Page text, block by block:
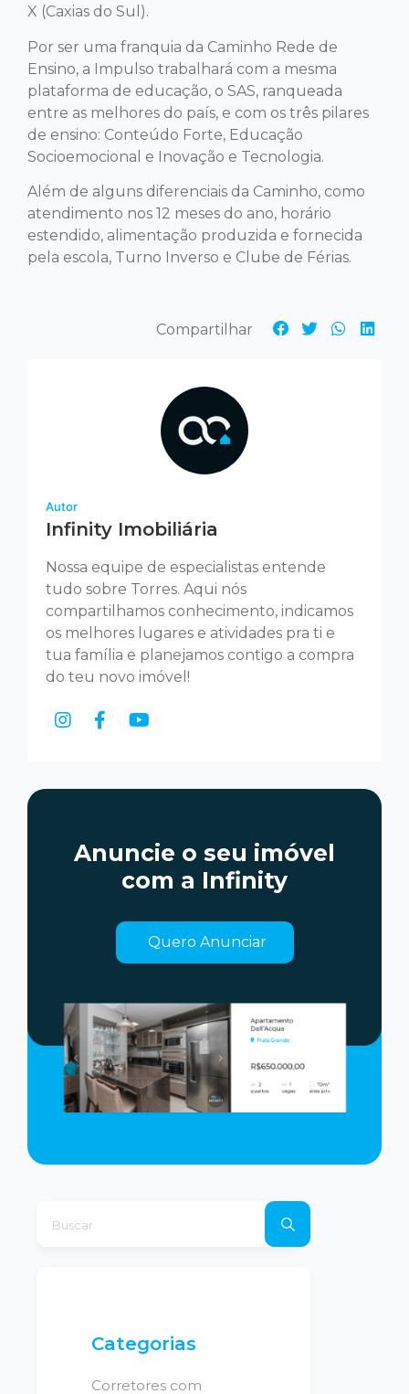
X (Caxias do Sul).
Por ser uma franquia da Caminho Rede de
Ensino, a Impulso trabalhará com a mesma
plataforma de educação, o SAS, ranqueada
entre as melhores do país, e com os três pilares
de ensino: Conteúdo Forte, Educação
Socioemocional e Inovação e Tecnologia.
Além de alguns diferenciais da Caminho, como
atendimento nos 12 meses do ano, horário
estendido, alimentação produzida e fornecida
pela escola, Turno Inverso e Clube de Férias.
Autor
Infinity Imobiliária
Nossa equipe de especialistas entende
tudo sobre Torres. Aqui nós
compartilhamos conhecimento, indicamos
os melhores lugares e atividades pra ti e
tua família e planejamos contigo a compra
do teu novo imóvel!
Anuncie o seu imóvel
com a Infinity
Quero Anunciar
Categorias
Corretores com